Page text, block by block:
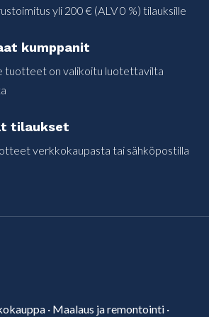
yli 200 € (ALV 0 %) tilauksille
kumppanit
tuotteet on valikoitu luotettavilta
tilaukset
verkkokaupasta tai sähköpostilla
· Maalaus ja remontointi ·